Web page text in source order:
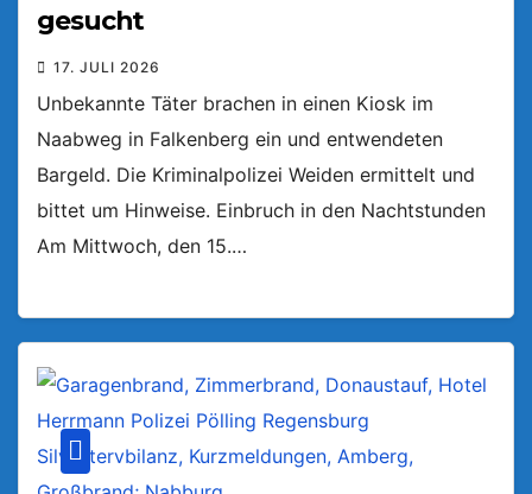
gesucht
17. JULI 2026
Unbekannte Täter brachen in einen Kiosk im
Naabweg in Falkenberg ein und entwendeten
Bargeld. Die Kriminalpolizei Weiden ermittelt und
bittet um Hinweise. Einbruch in den Nachtstunden
Am Mittwoch, den 15.…